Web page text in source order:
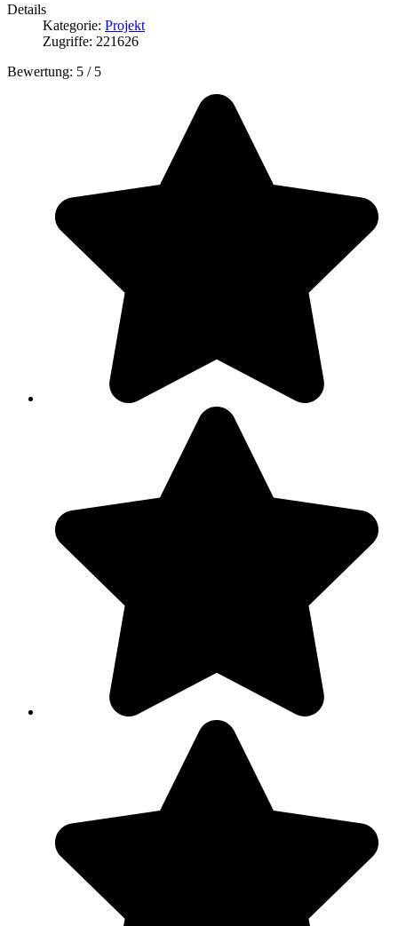
Details
Kategorie: Projekt
Zugriffe: 221626
Bewertung: 5 / 5